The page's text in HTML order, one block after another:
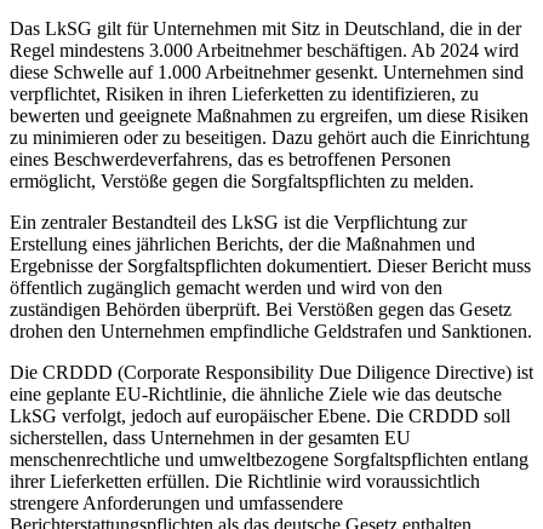
Das LkSG gilt für Unternehmen mit Sitz in Deutschland, die in der
Regel mindestens 3.000 Arbeitnehmer beschäftigen. Ab 2024 wird
diese Schwelle auf 1.000 Arbeitnehmer gesenkt. Unternehmen sind
verpflichtet, Risiken in ihren Lieferketten zu identifizieren, zu
bewerten und geeignete Maßnahmen zu ergreifen, um diese Risiken
zu minimieren oder zu beseitigen. Dazu gehört auch die Einrichtung
eines Beschwerdeverfahrens, das es betroffenen Personen
ermöglicht, Verstöße gegen die Sorgfaltspflichten zu melden.
Ein zentraler Bestandteil des LkSG ist die Verpflichtung zur
Erstellung eines jährlichen Berichts, der die Maßnahmen und
Ergebnisse der Sorgfaltspflichten dokumentiert. Dieser Bericht muss
öffentlich zugänglich gemacht werden und wird von den
zuständigen Behörden überprüft. Bei Verstößen gegen das Gesetz
drohen den Unternehmen empfindliche Geldstrafen und Sanktionen.
Die CRDDD (Corporate Responsibility Due Diligence Directive) ist
eine geplante EU-Richtlinie, die ähnliche Ziele wie das deutsche
LkSG verfolgt, jedoch auf europäischer Ebene. Die CRDDD soll
sicherstellen, dass Unternehmen in der gesamten EU
menschenrechtliche und umweltbezogene Sorgfaltspflichten entlang
ihrer Lieferketten erfüllen. Die Richtlinie wird voraussichtlich
strengere Anforderungen und umfassendere